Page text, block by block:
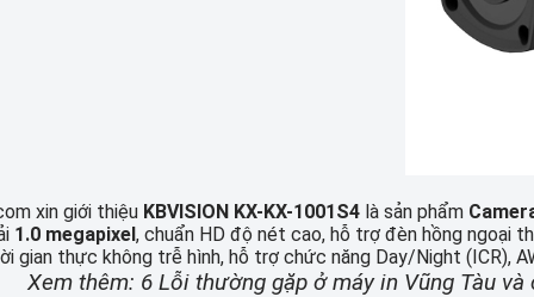
xin giới thiệu KBVISION KX-KX-1001S4 là sản phẩm
1.0 megapixel, chuẩn HD độ nét cao, hỗ trợ đèn hồng ngoại
gian thực không trễ hình, hỗ trợ chức năng Day/Night (ICR),
Xem thêm: 6 Lỗi thường gặp ở máy in Vũng Tàu và